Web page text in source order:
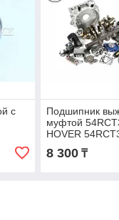
с
Подшипник
муфтой
HOVER
8 300₸